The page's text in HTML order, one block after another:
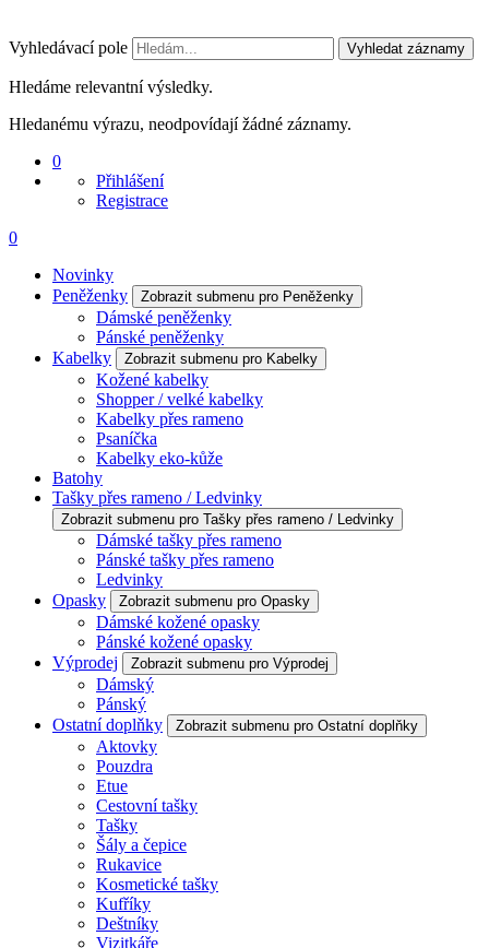
Vyhledávací pole Vyhledat záznamy
Hledáme relevantní výsledky.
Hledanému výrazu, neodpovídají žádné záznamy.
0
Přihlášení
Registrace
0
Novinky
Peněženky
Zobrazit submenu pro Peněženky
Dámské peněženky
Pánské peněženky
Kabelky
Zobrazit submenu pro Kabelky
Kožené kabelky
Shopper / velké kabelky
Kabelky přes rameno
Psaníčka
Kabelky eko-kůže
Batohy
Tašky přes rameno / Ledvinky
Zobrazit submenu pro Tašky přes rameno / Ledvinky
Dámské tašky přes rameno
Pánské tašky přes rameno
Ledvinky
Opasky
Zobrazit submenu pro Opasky
Dámské kožené opasky
Pánské kožené opasky
Výprodej
Zobrazit submenu pro Výprodej
Dámský
Pánský
Ostatní doplňky
Zobrazit submenu pro Ostatní doplňky
Aktovky
Pouzdra
Etue
Cestovní tašky
Tašky
Šály a čepice
Rukavice
Kosmetické tašky
Kufříky
Deštníky
Vizitkáře